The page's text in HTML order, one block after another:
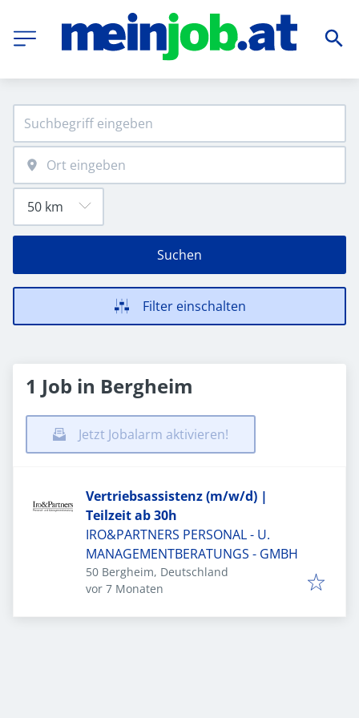
Suchen
Filter einschalten
1 Job in Bergheim
Jetzt Jobalarm aktivieren!
Vertriebsassistenz (m/w/d) |
Teilzeit ab 30h
IRO&PARTNERS PERSONAL - U.
MANAGEMENTBERATUNGS - GMBH
50 Bergheim, Deutschland
Veröffentlicht:
vor 7 Monaten